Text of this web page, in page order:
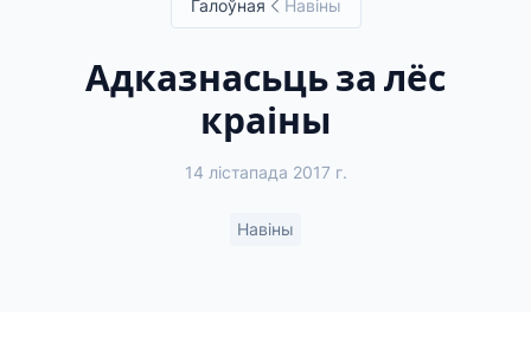
Галоўная Навіны
Адказнасьць за лёс
краіны
14 лістапада 2017 г.
Навіны